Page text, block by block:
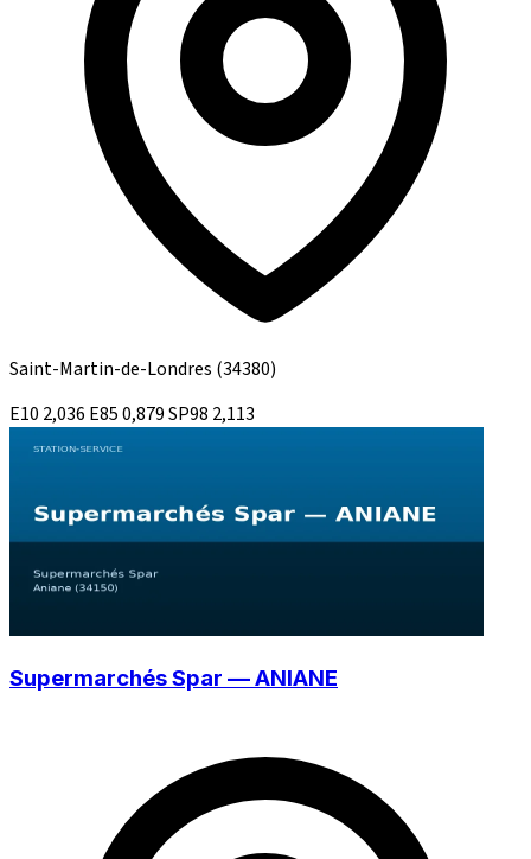
Saint-Martin-de-Londres (34380)
E10 2,036 E850,879SP98 2,113
Supermarchés Spar — ANIANE